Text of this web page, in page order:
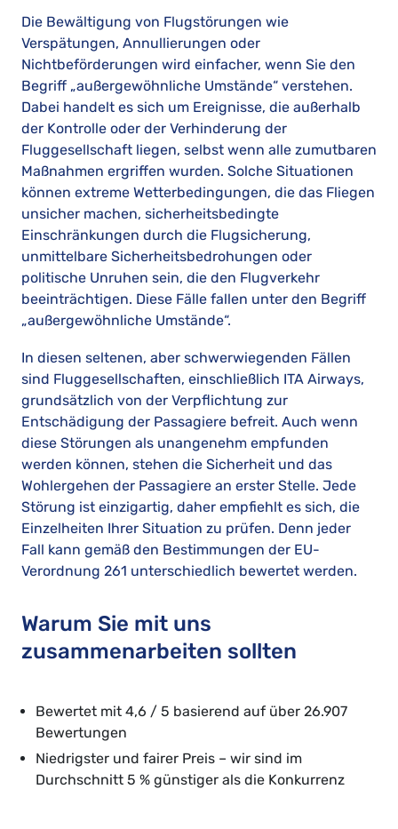
Die Bewältigung von Flugstörungen wie
Verspätungen, Annullierungen oder
Nichtbeförderungen wird einfacher, wenn Sie den
Begriff „außergewöhnliche Umstände“ verstehen.
Dabei handelt es sich um Ereignisse, die außerhalb
der Kontrolle oder der Verhinderung der
Fluggesellschaft liegen, selbst wenn alle zumutbaren
Maßnahmen ergriffen wurden. Solche Situationen
können extreme Wetterbedingungen, die das Fliegen
unsicher machen, sicherheitsbedingte
Einschränkungen durch die Flugsicherung,
unmittelbare Sicherheitsbedrohungen oder
politische Unruhen sein, die den Flugverkehr
beeinträchtigen. Diese Fälle fallen unter den Begriff
„außergewöhnliche Umstände“.
In diesen seltenen, aber schwerwiegenden Fällen
sind Fluggesellschaften, einschließlich ITA Airways,
grundsätzlich von der Verpflichtung zur
Entschädigung der Passagiere befreit. Auch wenn
diese Störungen als unangenehm empfunden
werden können, stehen die Sicherheit und das
Wohlergehen der Passagiere an erster Stelle. Jede
Störung ist einzigartig, daher empfiehlt es sich, die
Einzelheiten Ihrer Situation zu prüfen. Denn jeder
Fall kann gemäß den Bestimmungen der EU-
Verordnung 261 unterschiedlich bewertet werden.
Warum Sie mit uns
zusammenarbeiten sollten
Bewertet mit 4,6 / 5 basierend auf über 26.907
Bewertungen
Niedrigster und fairer Preis – wir sind im
Durchschnitt 5 % günstiger als die Konkurrenz